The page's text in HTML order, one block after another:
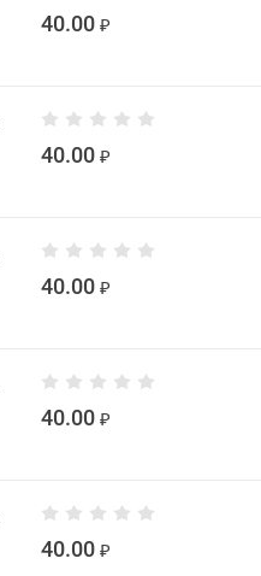
40.00 ₽
40.00 ₽
40.00 ₽
40.00 ₽
40.00 ₽